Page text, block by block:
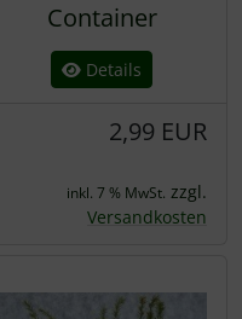
Container
Details
2,99 EUR
inkl. 7 % MwSt. zzgl.
Versandkosten